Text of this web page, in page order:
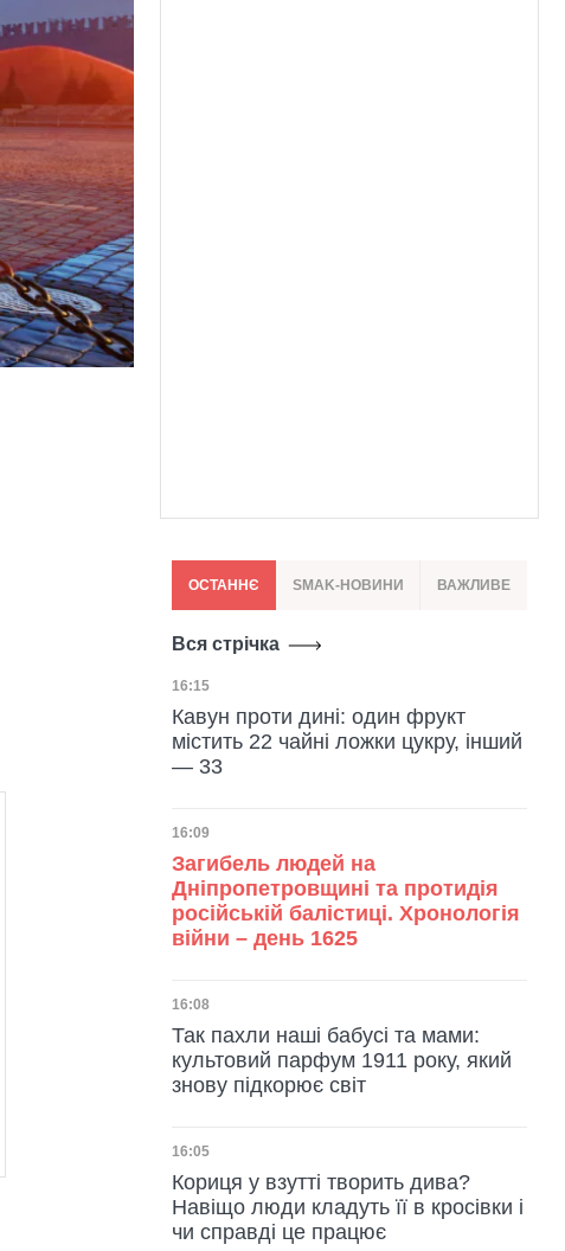
ОСТАННЄ SMAK-НОВИНИ ВАЖЛИВЕ
Вся стрічка
Дата публікації
16:15
Кавун проти дині: один фрукт
містить 22 чайні ложки цукру, інший
— 33
Дата публікації
16:09
Загибель людей на
Дніпропетровщині та протидія
російській балістиці. Хронологія
війни – день 1625
Дата публікації
16:08
Так пахли наші бабусі та мами:
культовий парфум 1911 року, який
знову підкорює світ
Дата публікації
16:05
Кориця у взутті творить дива?
Навіщо люди кладуть її в кросівки і
чи справді це працює